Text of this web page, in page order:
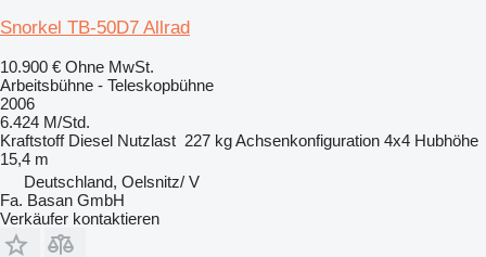
Snorkel TB-50D7 Allrad
10.900 € Ohne MwSt.
Arbeitsbühne - Teleskopbühne
2006
6.424 M/Std.
Kraftstoff Diesel Nutzlast 227 kgAchsenkonfiguration 4x4 Hubhöhe
15,4 m
Deutschland, Oelsnitz/ V
Fa. Basan GmbH
Verkäufer kontaktieren